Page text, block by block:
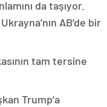
da taşıyor.
AB’de bir
tam tersine
Trump’a